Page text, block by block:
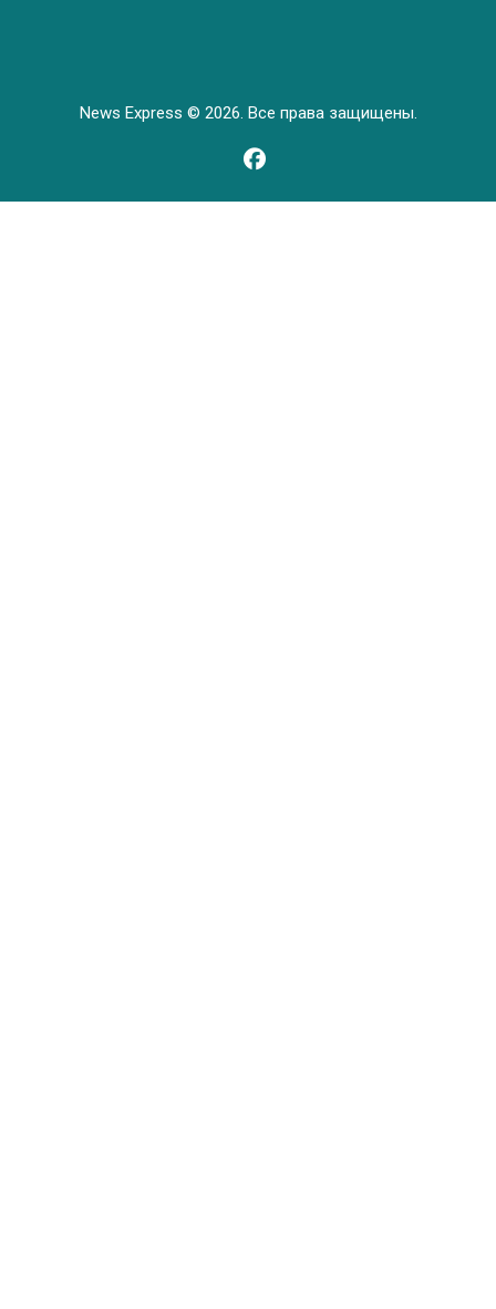
News Express © 2026. Все права защищены.